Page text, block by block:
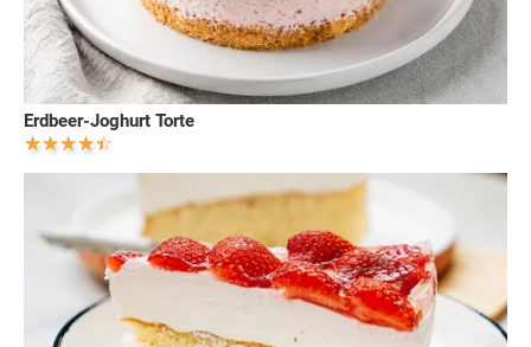
Erdbeer-Joghurt Torte